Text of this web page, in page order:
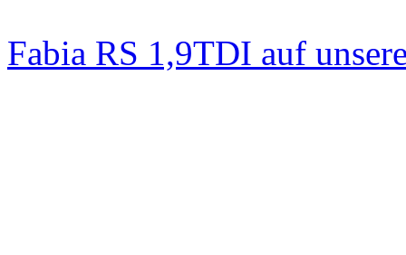
Fabia RS 1,9TDI auf